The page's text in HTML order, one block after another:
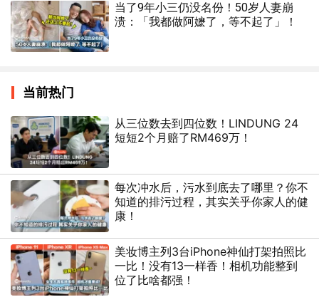
当了9年小三仍没名份！50岁人妻崩
溃：「我都做阿嬷了，等不起了」！
当前热门
从三位数去到四位数！LINDUNG 24
短短2个月赔了RM469万！
每次冲水后，污水到底去了哪里？你不
知道的排污过程，其实关乎你家人的健
康！
美妆博主列3台iPhone神仙打架拍照比
一比！没有13一样香！相机功能整到
位了比啥都强！